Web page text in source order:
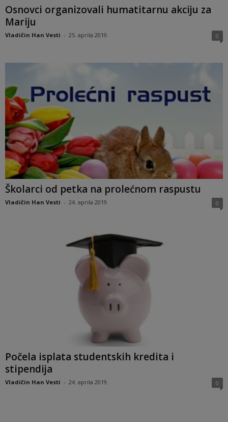
Osnovci organizovali humatitarnu akciju za
Mariju
Vladičin Han Vesti - 25. aprila 2019. 0
Školarci od petka na prolećnom raspustu
Vladičin Han Vesti - 24. aprila 2019. 0
Počela isplata studentskih kredita i
stipendija
Vladičin Han Vesti - 24. aprila 2019. 0